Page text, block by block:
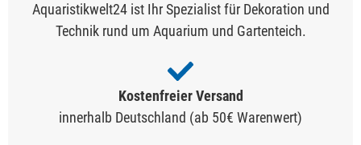
Aquaristikwelt24 ist Ihr Spezialist für Dekoration und
Technik rund um Aquarium und Gartenteich.
Kostenfreier Versand
innerhalb Deutschland (ab 50€ Warenwert)